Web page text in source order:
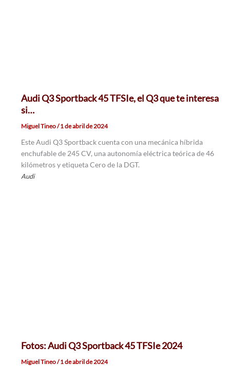
Audi Q3 Sportback 45 TFSIe, el Q3 que te interesa
si…
Miguel Tineo/1 de abril de 2024
Este Audi Q3 Sportback cuenta con una mecánica híbrida
enchufable de 245 CV, una autonomía eléctrica teórica de 46
kilómetros y etiqueta Cero de la DGT.
Audi
Fotos: Audi Q3 Sportback 45 TFSIe 2024
Miguel Tineo/1 de abril de 2024